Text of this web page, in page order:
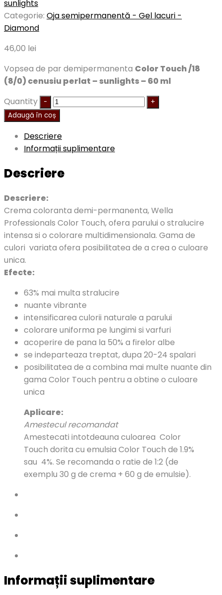
sunlights
Categorie: Oja semipermanentă - Gel lacuri -
Diamond
46,00 lei
Vopsea de par demipermanenta Color Touch /18
(8/0) cenusiu perlat – sunlights – 60 ml
Quantity
Adaugă în coș
Descriere
Informații suplimentare
Descriere
Descriere:
Crema coloranta demi-permanenta, Wella
Professionals Color Touch, ofera parului o stralucire
intensa si o colorare multidimensionala. Gama de
culori variata ofera posibilitatea de a crea o culoare
unica.
Efecte:
63% mai multa stralucire
nuante vibrante
intensificarea culorii naturale a parului
colorare uniforma pe lungimi si varfuri
acoperire de pana la 50% a firelor albe
se indeparteaza treptat, dupa 20-24 spalari
posibilitatea de a combina mai multe nuante din
gama Color Touch pentru a obtine o culoare
unica
Aplicare:
Amestecul recomandat
Amestecati intotdeauna culoarea Color
Touch dorita cu emulsia Color Touch de 1.9%
sau 4%. Se recomanda o ratie de 1:2 (de
exemplu 30 g de crema + 60 g de emulsie).
Informații suplimentare